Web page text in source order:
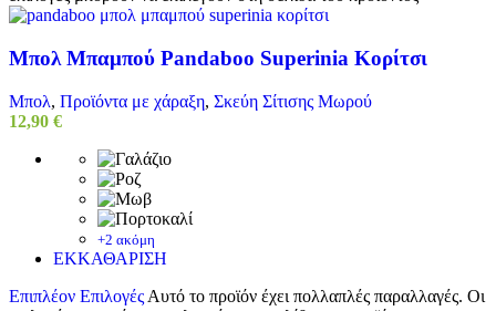
Μπολ Μπαμπού Pandaboo Superinia Κορίτσι
Μπολ, Προϊόντα με χάραξη, Σκεύη Σίτισης Μωρού
12,90 €
+2 ακόμη
ΕΚΚΑΘΑΡΙΣΗ
Επιπλέον Επιλογές Αυτό το προϊόν έχει πολλαπλές παραλλαγές. Οι